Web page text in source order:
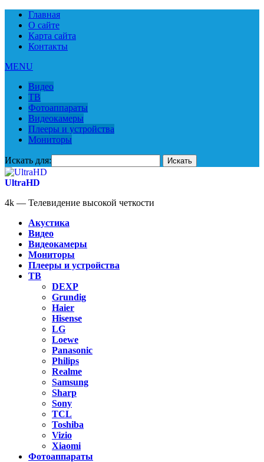
Главная
О сайте
Карта сайта
Контакты
MENU
Видео
ТВ
Фотоаппараты
Видеокамеры
Плееры и устройства
Мониторы
Искать для:
UltraHD
4k — Телевидение высокой четкости
Акустика
Видео
Видеокамеры
Мониторы
Плееры и устройства
ТВ
DEXP
Grundig
Haier
Hisense
LG
Loewe
Panasonic
Philips
Realme
Samsung
Sharp
Sony
TCL
Toshiba
Vizio
Xiaomi
Фотоаппараты